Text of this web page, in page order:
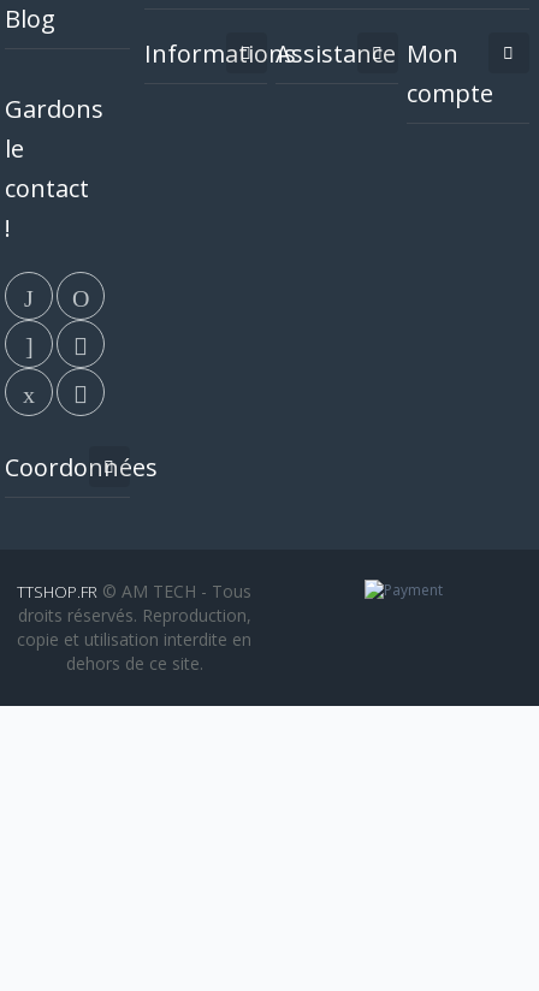
Blog
Gardons
le
contact
!
Coordonnées
InformationsAssistance Mon
compte
TTSHOP.FR © AM TECH - Tous
droits réservés. Reproduction,
copie et utilisation interdite en
dehors de ce site.